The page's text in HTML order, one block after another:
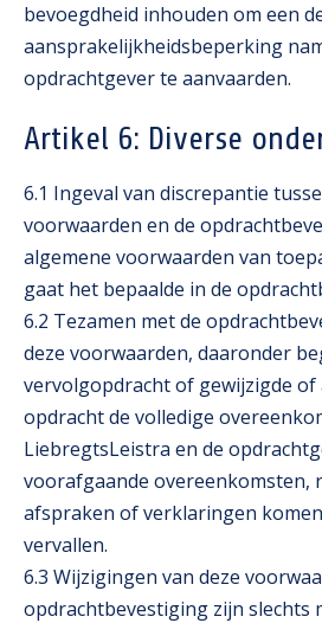
bevoegdheid inhouden om een
aansprakelijkheidsbeperking
opdrachtgever te aanvaarden.
Artikel 6: Diverse
6.1 Ingeval van discrepantie
voorwaarden en de
algemene voorwaarden van
gaat het bepaalde in de
6.2 Tezamen met de
deze voorwaarden, daaronder
vervolgopdracht of gewijzigde of
opdracht de volledige
LiebregtsLeistra en de
voorafgaande overeenkomsten,
afspraken of verklaringen
vervallen.
6.3 Wijzigingen van deze
opdrachtbevestiging zijn slechts